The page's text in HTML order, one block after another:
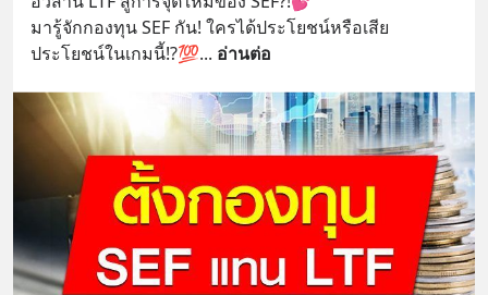
มารู้จักกองทุน SEF กัน! ใครได้ประโยชน์หรือเสีย
ประโยชน์ในเกมนี้!?💯... อ่านต่อ